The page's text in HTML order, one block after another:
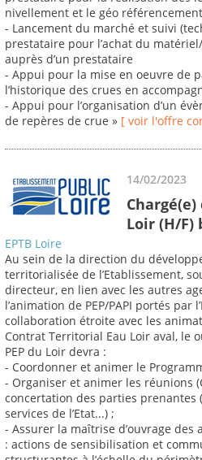
nivellement et le géo
- Lancement du marché et suivi
prestataire pour l’achat du
auprès d’un prestataire
- Appui pour la mise en oeuvre de
l’historique des crues en
- Appui pour l’organisation d’un
de repères de crue » [ voir l'offre
14/02/2023
Chargé(e)
Loir (H/F)
EPTB Loire
Au sein de la direction du
territorialisée de l’Etablissement,
directeur, en lien avec les autres
l’animation de PEP/PAPI portés par
collaboration étroite avec les
Contrat Territorial Eau Loir aval, le
PEP du Loir devra :
- Coordonner et animer le
- Organiser et animer les réunions
concertation des parties prenantes
services de l’Etat...) ;
- Assurer la maîtrise d’ouvrage des
: actions de sensibilisation et